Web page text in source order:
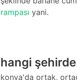
rampası yani.
hangi
konya'da ortak,